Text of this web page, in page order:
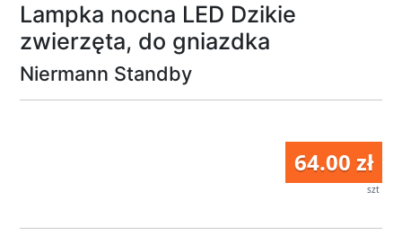
Lampka nocna LED Dzikie
zwierzęta, do gniazdka
Niermann Standby
64.00 zł
szt